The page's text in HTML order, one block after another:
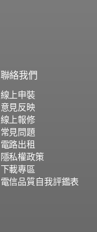
聯絡我們
線上申裝
意見反映
線上報修
常見問題
電路出租
隱私權政策
下載專區
電信品質自我評鑑表